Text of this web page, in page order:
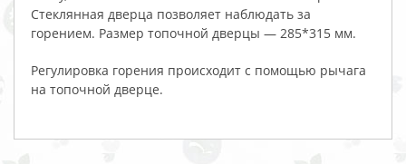
Стеклянная дверца позволяет наблюдать за
горением. Размер топочной дверцы — 285*315 мм.
Регулировка горения происходит с помощью рычага
на топочной дверце.